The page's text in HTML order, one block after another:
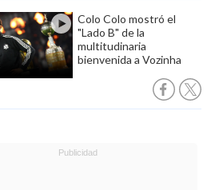
Colo Colo mostró el
"Lado B" de la
multitudinaria
bienvenida a Vozinha